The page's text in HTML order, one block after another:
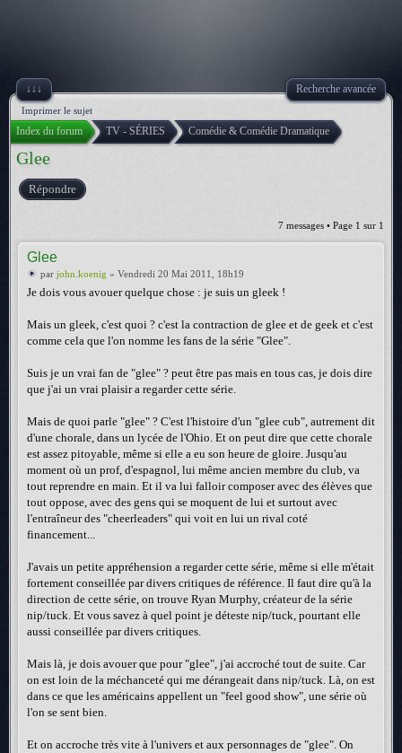
↓↓↓ Recherche avancée
Imprimer le sujet
Index du forum TV - SÉRIES Comédie & Comédie Dramatique
Glee
Répondre
7 messages • Page 1 sur 1
Glee
par john.koenig » Vendredi 20 Mai 2011, 18h19
Je dois vous avouer quelque chose : je suis un gleek !
Mais un gleek, c'est quoi ? c'est la contraction de glee et de geek et c'est
comme cela que l'on nomme les fans de la série "Glee".
Suis je un vrai fan de "glee" ? peut être pas mais en tous cas, je dois dire
que j'ai un vrai plaisir a regarder cette série.
Mais de quoi parle "glee" ? C'est l'histoire d'un "glee cub", autrement dit
d'une chorale, dans un lycée de l'Ohio. Et on peut dire que cette chorale
est assez pitoyable, même si elle a eu son heure de gloire. Jusqu'au
moment où un prof, d'espagnol, lui même ancien membre du club, va
tout reprendre en main. Et il va lui falloir composer avec des élèves que
tout oppose, avec des gens qui se moquent de lui et surtout avec
l'entraîneur des "cheerleaders" qui voit en lui un rival coté
financement...
J'avais un petite appréhension a regarder cette série, même si elle m'était
fortement conseillée par divers critiques de référence. Il faut dire qu'à la
direction de cette série, on trouve Ryan Murphy, créateur de la série
nip/tuck. Et vous savez à quel point je déteste nip/tuck, pourtant elle
aussi conseillée par divers critiques.
Mais là, je dois avouer que pour "glee", j'ai accroché tout de suite. Car
on est loin de la méchanceté qui me dérangeait dans nip/tuck. Là, on est
dans ce que les américains appellent un "feel good show", une série où
l'on se sent bien.
Et on accroche très vite à l'univers et aux personnages de "glee". On